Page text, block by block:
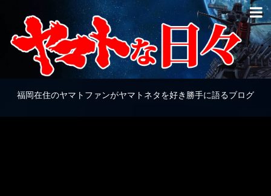
福岡在住のヤマトファンがヤマトネタを好き勝手に語るブログ